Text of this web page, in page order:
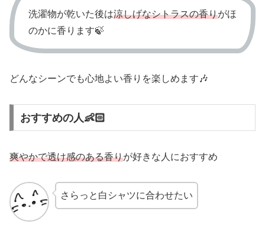
洗濯物が乾いた後は涼しげなシトラスの香りがほ
のかに香ります🍃
どんなシーンでも心地よい香りを楽しめます🎶
おすすめの人👶🏻
爽やかで透け感のある香りが好きな人におすすめ
さらっと白シャツに合わせたい